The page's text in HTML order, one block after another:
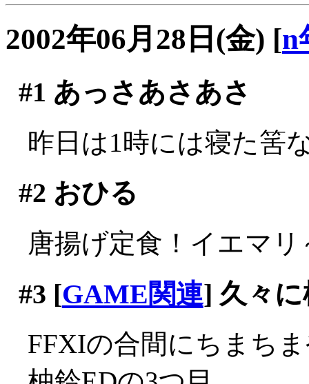
2002年06月28日(金) [n
#1 あっさあさあさ
昨日は1時には寝た筈
#2 おひる
唐揚げ定食！イエマリ
#3 [GAME関連] 久々
FFXIの合間にちまち